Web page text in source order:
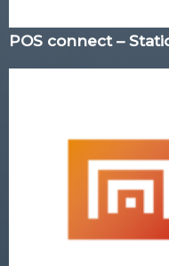
POS connect –